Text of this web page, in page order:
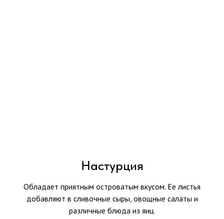
Настурция
Обладает приятным островатым вкусом. Ее листья
добавляют в сливочные сыры, овощные салаты и
различные блюда из яиц.